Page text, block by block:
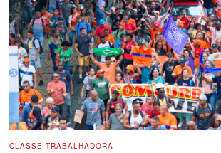
CLASSE TRABALHADORA